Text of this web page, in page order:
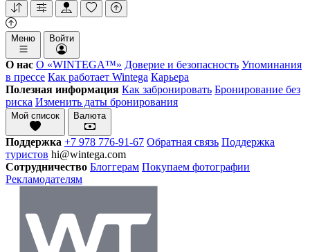
Меню Войти
О нас О «WINTEGA™» Доверие и безопасность Упоминания
в прессе Как работает Wintega Карьера
Полезная информация Как забронировать Бронирование без
риска Изменить даты бронирования
Мой список Валюта
Поддержка +7 978 776-91-67 Обратная связь Поддержка
туристов hi@wintega.com
Сотрудничество Блоггерам Покупаем фотографии
Рекламодателям